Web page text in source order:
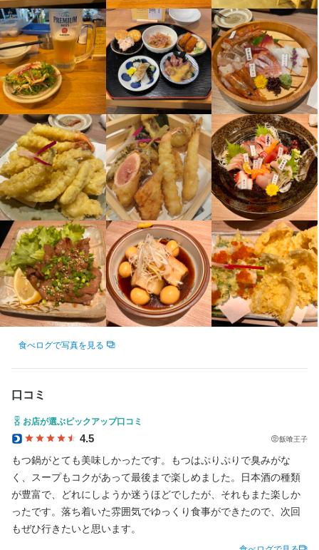
＜＜未経験大歓迎！＞＞
20代・30代活躍中
業種不問・職種経験不問！
学歴不問！（中卒・高卒など問わず）
第二新卒の方もＯＫ
飲食店が初めてという方も大丈夫です。
できることから少しずつ始めましょう。
＜＜ こんな方にぴったり ＞＞
＊ コミュニケーションがしっかり取れる
＊ 素直で元気でやる気のある方
＊ 未経験から飲食店でキャリアアップしたい
＊ 飲食店で正社員として働いてみたい
＊ キッチンスタッフやホールスタッフの経験がある※年数は問わ
ない
-
飲食店経験の方でも、
ファミリーレストラン・日本料理店・などなど、飲食店業態は問
アルバイトしか経験がない方も歓迎！正社員デビュー応援！
食べログで写真を見る
口コミ
お店が選ぶピックアップ口コミ
4.5 飯喰王子
もつ鍋がとても美味しかったです。もつはぷりぷりで臭みがな
く、スープもコクがあって最後まで楽しめました。日本酒の種類
が豊富で、どれにしようか迷うほどでしたが、それもまた楽しか
ったです。落ち着いた雰囲気でゆっくり食事ができたので、次回
もぜひ行きたいと思います。
＜ホール＞＜キッチン＞得意な方からスタートできます。
飲食店未経験ももちろん大歓迎!
＜ホール＞
席を覚え、最初は配膳、簡単なドリンク作りからスタート!
しっかりレシピ化されているので覚えるのがとても簡単！お酒の
種類にも詳しくなれます！
＜キッチン＞
まずは盛り付けなどの補助作業からお願いしていきます。
１つ１つグラム数や量がきちんと決まっているので料理は作りや
すいし覚えやすい！
最初は出来る事から1:1でお教えしていきますのでご安心ください!
包丁を初めて握る所からスタートしたスタッフもいます。
フライヤーや焼き物は現在のアルバイトパートの子も出来ている
ので簡単です。
鮮魚を扱うので、魚の種類が分からない所から魚の下ろし方や捌
店舗運営のノウハウ、仕入れ業者の紹介など、将来の独立に向け
必要なことはすべて教えます。
目標の達成度合いやスキルアップの度合いによって、給与はどん
どんアップしていきます。ボーナス支給もあるので、毎日モチベ
ーション高く働ける環境です。
【日曜定休＆長期休暇アリ】
＜ホール＞＜キッチン＞得意な方からスタートできます。
飲食店未経験ももちろん大歓迎!
＜ホール＞
席を覚え、最初は配膳、簡単なドリンク作りからスタート!
しっかりレシピ化されているので覚えるのがとても簡単！お酒の
種類にも詳しくなれます！
＜キッチン＞
まずは盛り付けなどの補助作業からお願いしていきます。
１つ１つグラム数や量がきちんと決まっているので料理は作りや
すいし覚えやすい！
最初は出来る事から1:1でお教えしていきますのでご安心ください!
包丁を初めて握る所からスタートしたスタッフもいます。
フライヤーや焼き物は現在のアルバイトパートの子も出来ている
ので簡単です。
鮮魚を扱うので、魚の種類が分からない所から魚の下ろし方や捌
店舗運営のノウハウ、仕入れ業者の紹介など、将来の独立に向け
必要なことはすべて教えます。
目標の達成度合いやスキルアップの度合いによって、給与はどん
どんアップしていきます。ボーナス支給もあるので、毎日モチベ
ーション高く働ける環境です。
【日曜定休＆長期休暇アリ】
＜ホール＞＜キッチン＞得意な方からスタートできます。
飲食店未経験ももちろん大歓迎!
＜ホール＞
席を覚え、最初は配膳、簡単なドリンク作りからスタート!
しっかりレシピ化されているので覚えるのがとても簡単！お酒の
種類にも詳しくなれます！
＜キッチン＞
まずは盛り付けなどの補助作業からお願いしていきます。
１つ１つグラム数や量がきちんと決まっているので料理は作りや
すいし覚えやすい！
最初は出来る事から1:1でお教えしていきますのでご安心ください!
包丁を初めて握る所からスタートしたスタッフもいます。
フライヤーや焼き物は現在のアルバイトパートの子も出来ている
ので簡単です。
鮮魚を扱うので、魚の種類が分からない所から魚の下ろし方や捌
店舗運営のノウハウ、仕入れ業者の紹介など、将来の独立に向け
必要なことはすべて教えます。
目標の達成度合いやスキルアップの度合いによって、給与はどん
どんアップしていきます。ボーナス支給もあるので、毎日モチベ
ーション高く働ける環境です。
【日曜定休＆長期休暇アリ】
身に付くスキル
日本酒の知識 焼酎の知識 出店開業ノウハウ 店舗運営
メニュー開発
仕入れ・食材の目利き
応募資格
歓迎スキル・経験
コミュニケーション能力 飲食店での調理経験 飲食店での接客経験
経験者、未経験者でも大歓迎！！
求める人物像
＜アルバイト・パート大量募集＞
＊大学生・専門学生・短大生・フリーター・主婦・主夫・Wワー
ク...みんな大歓迎！
販売業、接客業、洗い場など、飲食店バイト初めての方もOK！
＊扶養内勤務OK
＊学校帰りに。バイトのかけもちもOK！
＜こんな方にもオススメ＞
＊オシャレなお店や夕方から勤務できる飲食店アルバイトに興味
のある方歓迎！
＊人と話したり接客好きな方、料理を作るのが好きな方、歓迎！
＊しっかりシフトに入れます！
身に付くスキル
日本酒の知識 焼酎の知識 出店開業ノウハウ 店舗運営
メニュー開発
仕入れ・食材の目利き
応募資格
歓迎スキル・経験
コミュニケーション能力 飲食店での調理経験 飲食店での接客経験
経験者、未経験者でも大歓迎！！
求める人物像
＜アルバイト・パート大量募集＞
＊大学生・専門学生・短大生・フリーター・主婦・主夫・Wワー
ク...みんな大歓迎！
販売業、接客業、洗い場など、飲食店バイト初めての方もOK！
＊扶養内勤務OK
＊学校帰りに。バイトのかけもちもOK！
＜こんな方にもオススメ＞
＊オシャレなお店や夕方から勤務できる飲食店アルバイトに興味
のある方歓迎！
＊人と話したり接客好きな方、料理を作るのが好きな方、歓迎！
＊しっかりシフトに入れます！